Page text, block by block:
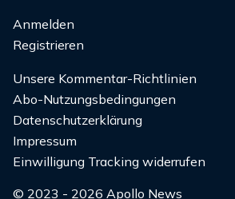
Anmelden
Registrieren
Unsere Kommentar-Richtlinien
Abo-Nutzungsbedingungen
Datenschutzerklärung
Impressum
Einwilligung Tracking widerrufen
© 2023 - 2026 Apollo News